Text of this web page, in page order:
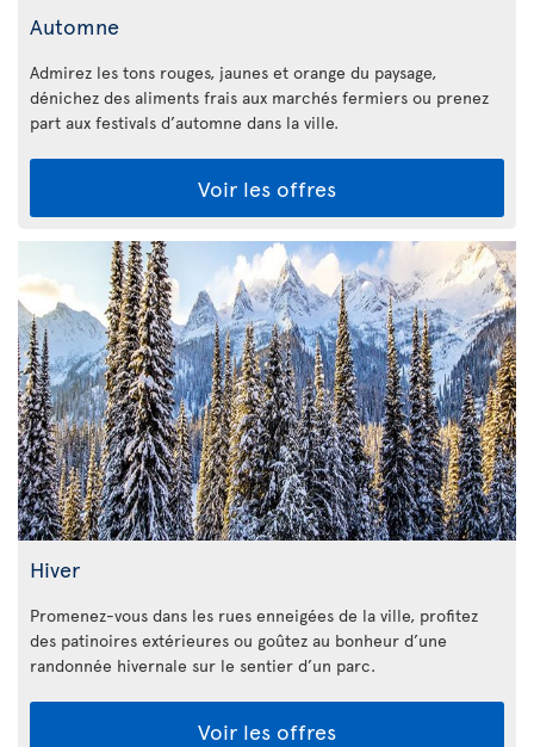
Automne
Admirez les tons rouges, jaunes et orange du paysage,
dénichez des aliments frais aux marchés fermiers ou prenez
part aux festivals d’automne dans la ville.
Voir les offres
Hiver
Promenez-vous dans les rues enneigées de la ville, profitez
des patinoires extérieures ou goûtez au bonheur d’une
randonnée hivernale sur le sentier d’un parc.
Voir les offres